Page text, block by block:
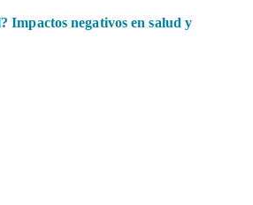
Impactos negativos en salud y